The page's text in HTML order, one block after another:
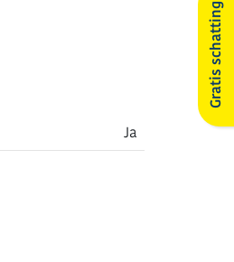
Ja
Gratis schatting